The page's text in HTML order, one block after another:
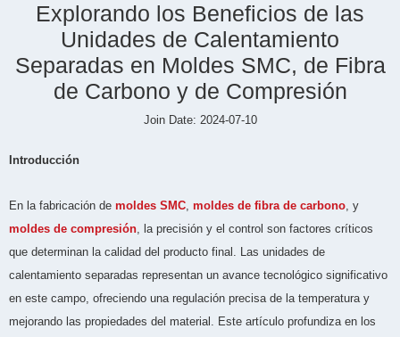
Explorando los Beneficios de las
Unidades de Calentamiento
Separadas en Moldes SMC, de Fibra
de Carbono y de Compresión
Join Date: 2024-07-10
Introducción
En la fabricación de moldes SMC, moldes de fibra de carbono, y
moldes de compresión, la precisión y el control son factores críticos
que determinan la calidad del producto final. Las unidades de
calentamiento separadas representan un avance tecnológico significativo
en este campo, ofreciendo una regulación precisa de la temperatura y
mejorando las propiedades del material. Este artículo profundiza en los